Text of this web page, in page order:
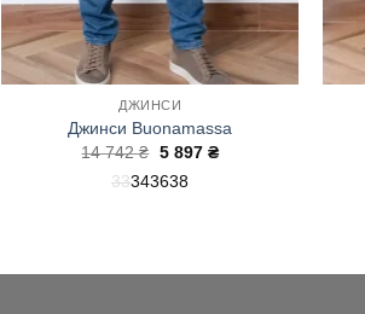
ДЖИНСИ
Джинси Buonamassa
14 742₴ Оригінальна
14
5 897 ₴Поточна
33343638